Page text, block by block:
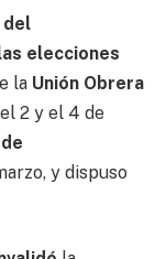
del
elecciones
la Unión Obrera
2 y el 4 de
y dispuso